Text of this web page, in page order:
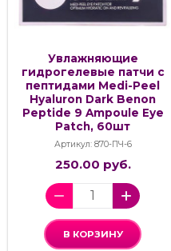
Увлажняющие
гидрогелевые патчи с
пептидами Medi-Peel
Hyaluron Dark Benon
Peptide 9 Ampoule Eye
Patch, 60шт
Артикул: 870-ПЧ-6
250.00 руб.
В КОРЗИНУ